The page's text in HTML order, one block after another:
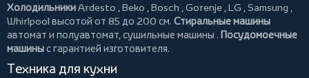
ХолодильникиArdesto ,Beko ,Bosch ,Gorenje ,LG ,Samsung ,
Whirlpool высотой от 85 до 200 см. Стиральные машины
автомат и полуавтомат,сушильные машины . Посудомоечные
машиныс гарантией изготовителя.
Техника для кухни